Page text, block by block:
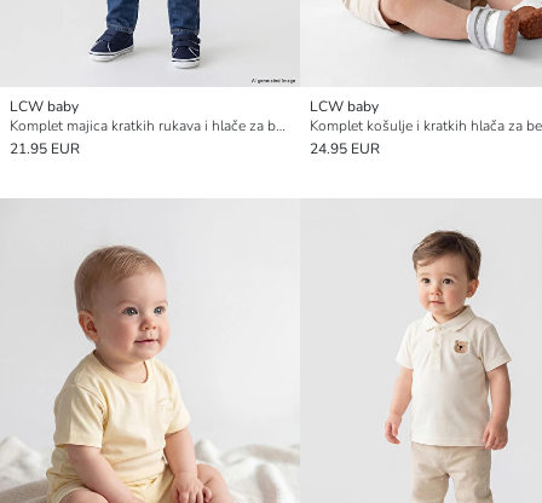
LCW baby
Komplet majica kratkih rukava i hlače za bebu dječaka
21.95 EUR
LCW baby
24.95 EUR